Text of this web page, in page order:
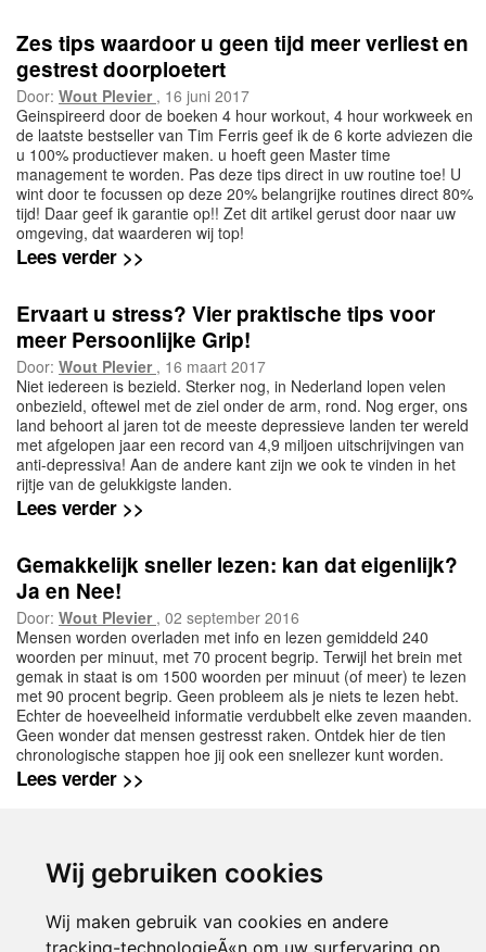
Wij gebruiken cookies
Wij maken gebruik van cookies en andere
tracking-technologieÃ«n om uw surfervaring op
Zes tips waardoor u geen tijd meer verliest en
gestrest doorploetert
Door: Wout Plevier , 16 juni 2017
Geinspireerd door de boeken 4 hour workout, 4 hour workweek en
de laatste bestseller van Tim Ferris geef ik de 6 korte adviezen die
u 100% productiever maken. u hoeft geen Master time
management te worden. Pas deze tips direct in uw routine toe! U
wint door te focussen op deze 20% belangrijke routines direct 80%
tijd! Daar geef ik garantie op!! Zet dit artikel gerust door naar uw
omgeving, dat waarderen wij top!
Lees verder >>
Ervaart u stress? Vier praktische tips voor
meer Persoonlijke Grip!
Door: Wout Plevier , 16 maart 2017
Niet iedereen is bezield. Sterker nog, in Nederland lopen velen
onbezield, oftewel met de ziel onder de arm, rond. Nog erger, ons
land behoort al jaren tot de meeste depressieve landen ter wereld
met afgelopen jaar een record van 4,9 miljoen uitschrijvingen van
anti-depressiva! Aan de andere kant zijn we ook te vinden in het
rijtje van de gelukkigste landen.
Lees verder >>
Gemakkelijk sneller lezen: kan dat eigenlijk?
Ja en Nee!
Door: Wout Plevier , 02 september 2016
Mensen worden overladen met info en lezen gemiddeld 240
woorden per minuut, met 70 procent begrip. Terwijl het brein met
gemak in staat is om 1500 woorden per minuut (of meer) te lezen
met 90 procent begrip. Geen probleem als je niets te lezen hebt.
Echter de hoeveelheid informatie verdubbelt elke zeven maanden.
Geen wonder dat mensen gestresst raken. Ontdek hier de tien
chronologische stappen hoe jij ook een snellezer kunt worden.
Lees verder >>
1